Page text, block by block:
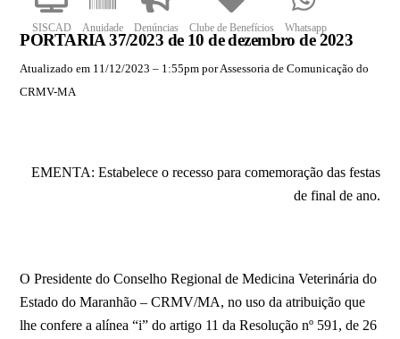
SISCAD Anuidade Denúncias Clube de Benefícios Whatsapp
PORTARIA 37/2023 de 10 de dezembro de 2023
Atualizado em 11/12/2023 – 1:55pm por Assessoria de Comunicação do
CRMV-MA
EMENTA: Estabelece o recesso para comemoração das festas
de final de ano.
O Presidente do Conselho Regional de Medicina Veterinária do
Estado do Maranhão – CRMV/MA, no uso da atribuição que
lhe confere a alínea “i” do artigo 11 da Resolução nº 591, de 26